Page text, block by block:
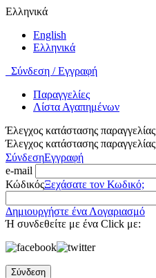
Ελληνικά
English
Ελληνικά
Σύνδεση / Εγγραφή
Παραγγελίες
Λίστα Αγαπημένων
Έλεγχος κατάστασης παραγγελίας
Έλεγχος κατάστασης παραγγελίας
ΣύνδεσηΕγγραφή
e-mail
ΚώδικόςΞεχάσατε τον Κωδικό;
Δημιουργήστε ένα Λογαριασμό
Ή συνδεθείτε με ένα Click με:
Σύνδεση